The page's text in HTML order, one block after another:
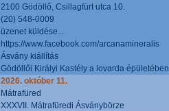
2100 Gödöllő, Csillagfürt utca 10.
(20) 548-0009
üzenet küldése...
https://www.facebook.com/arcanamineralis
Ásvány kiállítás
Gödöllői Királyi Kastély a lovarda épületében
2026. október 11.
Mátrafüred
XXXVII. Mátrafüredi Ásványbörze